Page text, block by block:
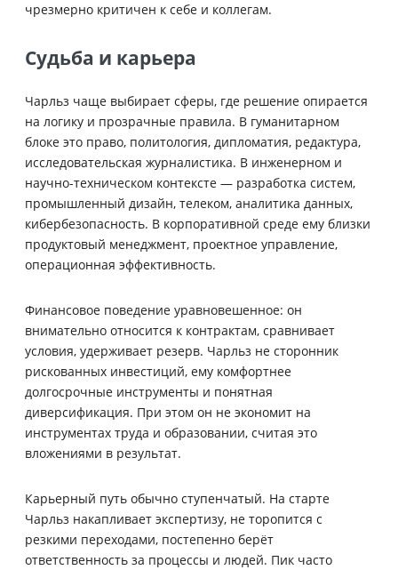
чрезмерно критичен к себе и коллегам.
Судьба и карьера
Чарльз чаще выбирает сферы, где решение опирается
на логику и прозрачные правила. В гуманитарном
блоке это право, политология, дипломатия, редактура,
исследовательская журналистика. В инженерном и
научно-техническом контексте — разработка систем,
промышленный дизайн, телеком, аналитика данных,
кибербезопасность. В корпоративной среде ему близки
продуктовый менеджмент, проектное управление,
операционная эффективность.
Финансовое поведение уравновешенное: он
внимательно относится к контрактам, сравнивает
условия, удерживает резерв. Чарльз не сторонник
рискованных инвестиций, ему комфортнее
долгосрочные инструменты и понятная
диверсификация. При этом он не экономит на
инструментах труда и образовании, считая это
вложениями в результат.
Карьерный путь обычно ступенчатый. На старте
Чарльз накапливает экспертизу, не торопится с
резкими переходами, постепенно берёт
ответственность за процессы и людей. Пик часто